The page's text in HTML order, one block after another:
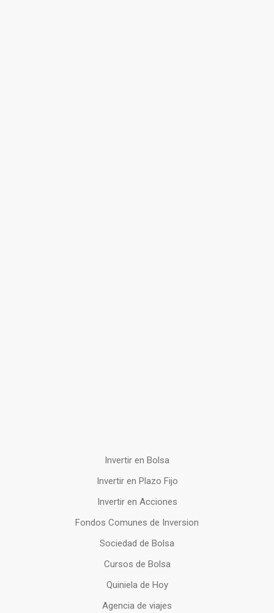
Invertir en Bolsa
Invertir en Plazo Fijo
Invertir en Acciones
Fondos Comunes de Inversion
Sociedad de Bolsa
Cursos de Bolsa
Quiniela de Hoy
Agencia de viajes